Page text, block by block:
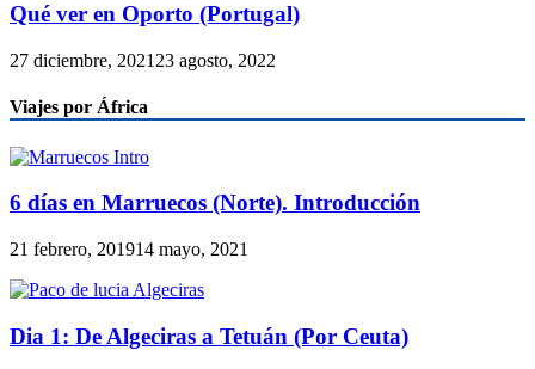
Qué ver en Oporto (Portugal)
27 diciembre, 2021 23 agosto, 2022
Viajes por África
6 días en Marruecos (Norte). Introducción
21 febrero, 201914 mayo, 2021
Dia 1: De Algeciras a Tetuán (Por Ceuta)